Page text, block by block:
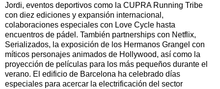
Jordi, eventos deportivos como la CUPRA Running Tribe
con diez ediciones y expansión internacional,
colaboraciones especiales con Love Cycle hasta
encuentros de pádel. También partnerships con Netflix,
Serializados, la exposición de los Hermanos Grangel con
míticos personajes animados de Hollywood, así como la
proyección de películas para los más pequeños durante el
verano. El edificio de Barcelona ha celebrado días
especiales para acercar la electrificación del sector